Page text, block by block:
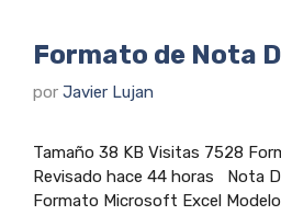
Formato de Nota
por Javier Lujan
Tamaño 38 KB Visitas 7528
Revisado hace 44 horas Nota
Formato Microsoft Excel